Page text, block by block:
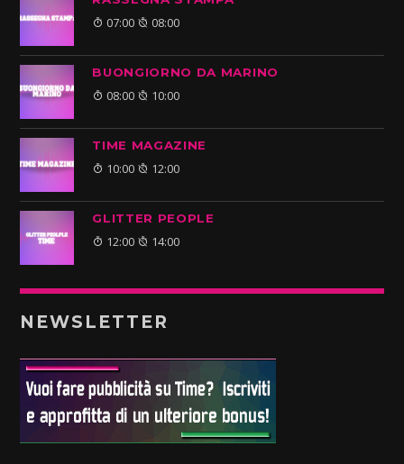
07:00 08:00
BUONGIORNO DA MARINO
08:00 10:00
TIME MAGAZINE
10:00 12:00
GLITTER PEOPLE
12:00 14:00
NEWSLETTER